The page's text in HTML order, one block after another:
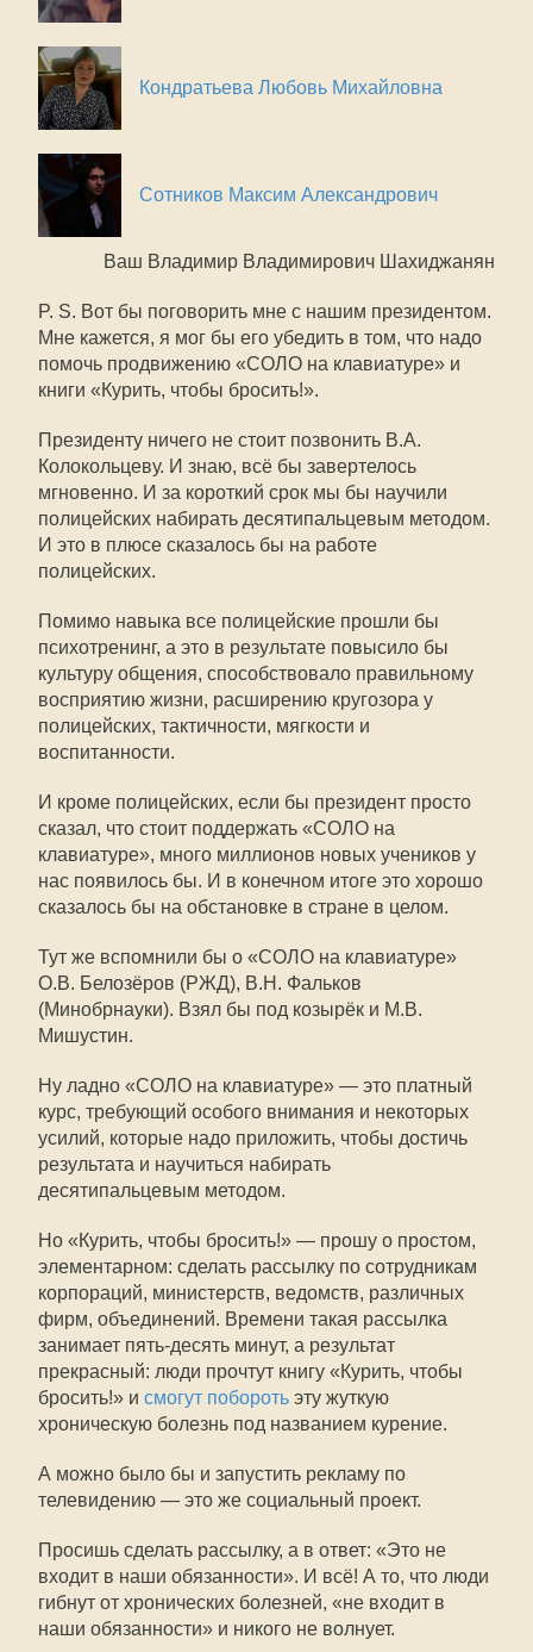
Кондратьева Любовь Михайловна
Сотников Максим Александрович
Ваш Владимир Владимирович Шахиджанян
P. S. Вот бы поговорить мне с нашим президентом.
Мне кажется, я мог бы его убедить в том, что надо
помочь продвижению «СОЛО на клавиатуре» и
книги «Курить, чтобы бросить!».
Президенту ничего не стоит позвонить В.А.
Колокольцеву. И знаю, всё бы завертелось
мгновенно. И за короткий срок мы бы научили
полицейских набирать десятипальцевым методом.
И это в плюсе сказалось бы на работе
полицейских.
Помимо навыка все полицейские прошли бы
психотренинг, а это в результате повысило бы
культуру общения, способствовало правильному
восприятию жизни, расширению кругозора у
полицейских, тактичности, мягкости и
воспитанности.
И кроме полицейских, если бы президент просто
сказал, что стоит поддержать «СОЛО на
клавиатуре», много миллионов новых учеников у
нас появилось бы. И в конечном итоге это хорошо
сказалось бы на обстановке в стране в целом.
Тут же вспомнили бы о «СОЛО на клавиатуре»
О.В. Белозёров (РЖД), В.Н. Фальков
(Минобрнауки). Взял бы под козырёк и М.В.
Мишустин.
Ну ладно «СОЛО на клавиатуре» — это платный
курс, требующий особого внимания и некоторых
усилий, которые надо приложить, чтобы достичь
результата и научиться набирать
десятипальцевым методом.
Но «Курить, чтобы бросить!» — прошу о простом,
элементарном: сделать рассылку по сотрудникам
корпораций, министерств, ведомств, различных
фирм, объединений. Времени такая рассылка
занимает пять-десять минут, а результат
прекрасный: люди прочтут книгу «Курить, чтобы
бросить!» и смогут побороть эту жуткую
хроническую болезнь под названием курение.
А можно было бы и запустить рекламу по
телевидению — это же социальный проект.
Просишь сделать рассылку, а в ответ: «Это не
входит в наши обязанности». И всё! А то, что люди
гибнут от хронических болезней, «не входит в
наши обязанности» и никого не волнует.